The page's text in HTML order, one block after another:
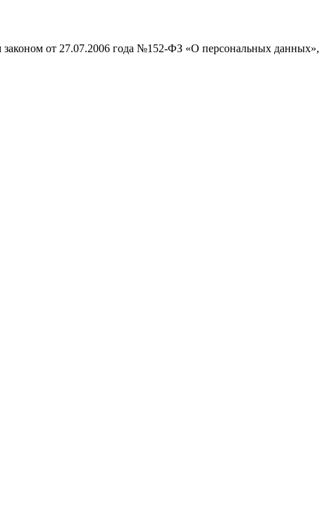
законом от 27.07.2006 года №152-ФЗ «О персональных данных»,